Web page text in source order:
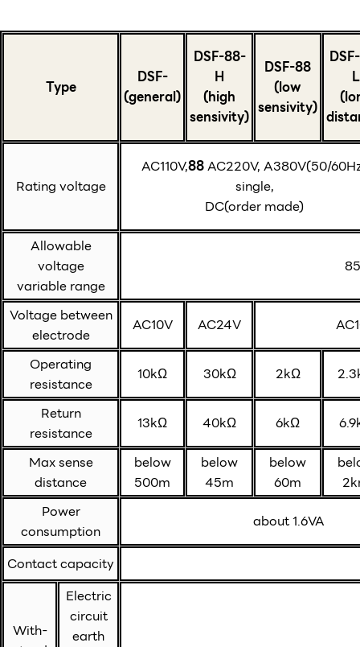
Type
DSF-
(general)
DSF-88-
H
(high
sensivity)
DSF-88
(low
sensivity)
L
Rating voltage
AC110V,88AC220V, A380V(50/
single,
DC(order made)
Allowable
voltage
variable range
Voltage between
electrode
AC10V AC24V
Operating
resistance
10kΩ 30kΩ 2kΩ
Return
resistance
13kΩ 40kΩ 6kΩ
Max sense
distance
below
500m
below
45m
below
60m
Power
consumption
about 1.6VA
Contact capacity
With-
Electric
circuit
earth